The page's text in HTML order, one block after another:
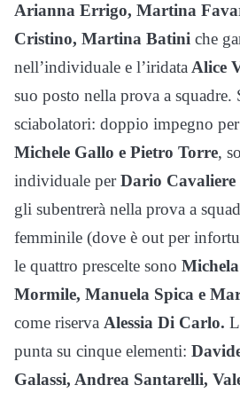
Arianna Errigo, Martina
Cristino, Martina Batini che
nell’individuale e l’iridata Alice
suo posto nella prova a squadre.
sciabolatori: doppio impegno per
Michele Gallo e Pietro Torre,
individuale perDario Cavaliere
gli subentrerà nella prova a
femminile (dove è out per
le quattro prescelte sono
Mormile, Manuela Spica e
come riserva Alessia Di Carlo.
punta su cinque elementi:
Galassi, Andrea Santarelli,